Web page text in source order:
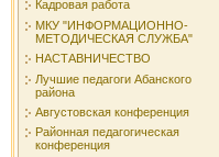
Кадровая работа
МКУ "ИНФОРМАЦИОННО-
МЕТОДИЧЕСКАЯ СЛУЖБА"
НАСТАВНИЧЕСТВО
Лучшие педагоги Абанского
района
Августовская конференция
Районная педагогическая
конференция